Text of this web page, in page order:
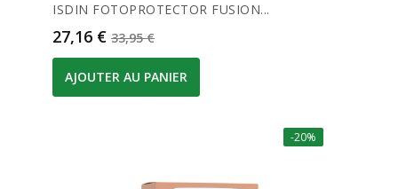
ISDIN FOTOPROTECTOR FUSION...
Prix
27,16 € Prix de base
33,95 €
AJOUTER AU PANIER
-20%